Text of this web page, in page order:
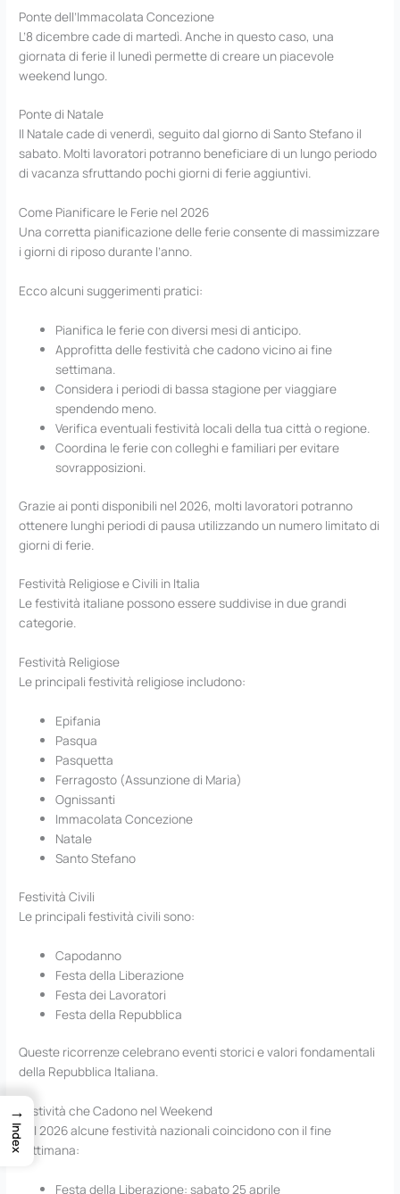
Ponte dell’Immacolata Concezione
L’8 dicembre cade di martedì. Anche in questo caso, una
giornata di ferie il lunedì permette di creare un piacevole
weekend lungo.
Ponte di Natale
Il Natale cade di venerdì, seguito dal giorno di Santo Stefano il
sabato. Molti lavoratori potranno beneficiare di un lungo periodo
di vacanza sfruttando pochi giorni di ferie aggiuntivi.
Come Pianificare le Ferie nel 2026
Una corretta pianificazione delle ferie consente di massimizzare
i giorni di riposo durante l’anno.
Ecco alcuni suggerimenti pratici:
Pianifica le ferie con diversi mesi di anticipo.
Approfitta delle festività che cadono vicino ai fine
settimana.
Considera i periodi di bassa stagione per viaggiare
spendendo meno.
Verifica eventuali festività locali della tua città o regione.
Coordina le ferie con colleghi e familiari per evitare
sovrapposizioni.
Grazie ai ponti disponibili nel 2026, molti lavoratori potranno
ottenere lunghi periodi di pausa utilizzando un numero limitato di
giorni di ferie.
Festività Religiose e Civili in Italia
Le festività italiane possono essere suddivise in due grandi
categorie.
Festività Religiose
Le principali festività religiose includono:
Epifania
Pasqua
Pasquetta
Ferragosto (Assunzione di Maria)
Ognissanti
Immacolata Concezione
Natale
Santo Stefano
Festività Civili
Le principali festività civili sono:
Capodanno
Festa della Liberazione
Festa dei Lavoratori
Festa della Repubblica
Queste ricorrenze celebrano eventi storici e valori fondamentali
della Repubblica Italiana.
Festività che Cadono nel Weekend
Nel 2026 alcune festività nazionali coincidono con il fine
settimana:
Festa della Liberazione: sabato 25 aprile
→
Index